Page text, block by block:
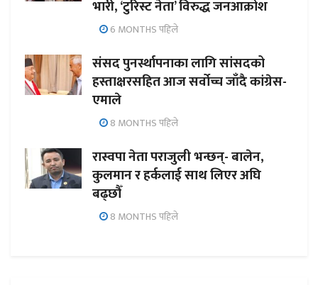
भारी, ‘टुरिस्ट नेता’ विरुद्ध जनआक्रोश
6 MONTHS पहिले
संसद पुनर्स्थापनाका लागि सांसदको
हस्ताक्षरसहित आज सर्वोच्च जाँदै कांग्रेस-
एमाले
8 MONTHS पहिले
रास्वपा नेता पराजुली भन्छन्- बालेन,
कुलमान र हर्कलाई साथ लिएर अघि
बढ्छौँ
8 MONTHS पहिले